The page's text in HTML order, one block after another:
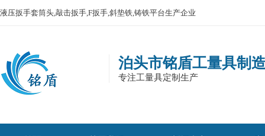
液压扳手套筒头,敲击扳手,F扳手,斜垫铁,铸铁平台生产企业
泊头市铭盾工量具制
专注工量具定制生产